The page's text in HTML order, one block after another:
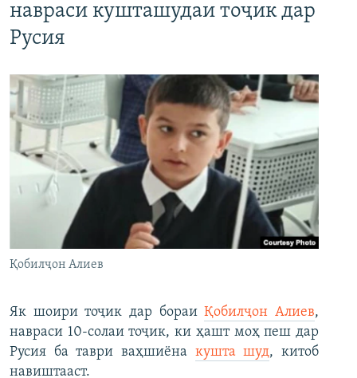
навраси кушташудаи тоҷик дар
Русия
Қобилҷон Алиев
Як шоири тоҷик дар бораиҚобилҷон Алиев,
навраси 10-солаи тоҷик, ки ҳашт моҳ пеш дар
Русия ба таври ваҳшиёна кушта шуд, китоб
навиштааст.